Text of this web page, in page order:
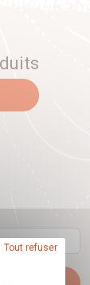
Tout refuser